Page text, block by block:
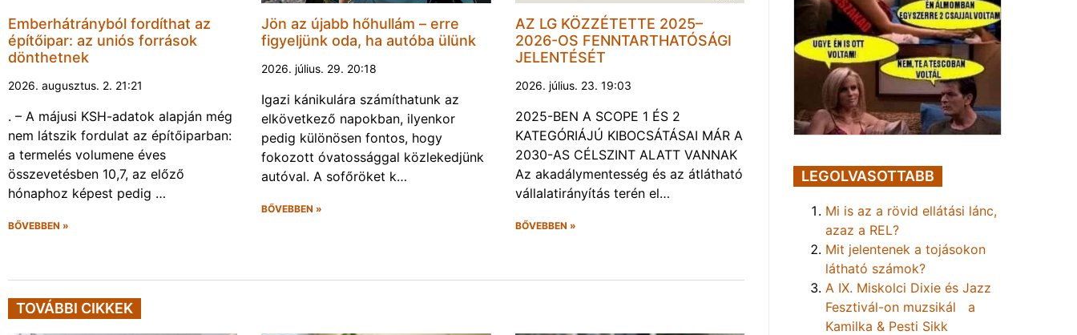
Emberhátrányból fordíthat az
építőipar: az uniós források
dönthetnek
2026. augusztus. 2. 21:21
. – A májusi KSH-adatok alapján még
nem látszik fordulat az építőiparban:
a termelés volumene éves
összevetésben 10,7, az előző
hónaphoz képest pedig …
BŐVEBBEN »
Jön az újabb hőhullám – erre
figyeljünk oda, ha autóba ülünk
2026. július. 29. 20:18
Igazi kánikulára számíthatunk az
elkövetkező napokban, ilyenkor
pedig különösen fontos, hogy
fokozott óvatossággal közlekedjünk
autóval. A sofőröket k…
BŐVEBBEN »
AZ LG KÖZZÉTETTE 2025–
2026-OS FENNTARTHATÓSÁGI
JELENTÉSÉT
2026. július. 23. 19:03
2025-BEN A SCOPE 1 ÉS 2
KATEGÓRIÁJÚ KIBOCSÁTÁSAI MÁR A
2030-AS CÉLSZINT ALATT VANNAK
Az akadálymentesség és az átlátható
vállalatirányítás terén el…
BŐVEBBEN »
TOVÁBBI CIKKEK
LEGOLVASOTTABB
Mi is az a rövid ellátási lánc,
azaz a REL?
Mit jelentenek a tojásokon
látható számok?
A IX. Miskolci Dixie és Jazz
Fesztivál-on muzsikál a
Kamilka & Pesti Sikk